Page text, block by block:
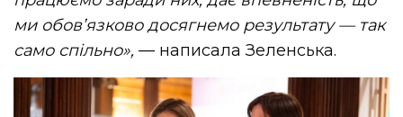
ми обов’язково досягнемо результату — так
само спільно», — написала Зеленська.